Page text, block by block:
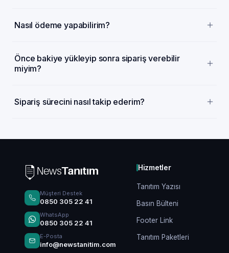
Nasıl ödeme yapabilirim?
Önce bakiye yükleyip sonra sipariş verebilir
miyim?
Sipariş sürecini nasıl takip ederim?
Müşteri Destek
0850 305 22 41
WhatsApp
0850 305 22 41
E-Posta
info@newstanitim.com
Hizmetler
Tanıtım Yazısı
Basın Bülteni
Footer Link
Tanıtım Paketleri